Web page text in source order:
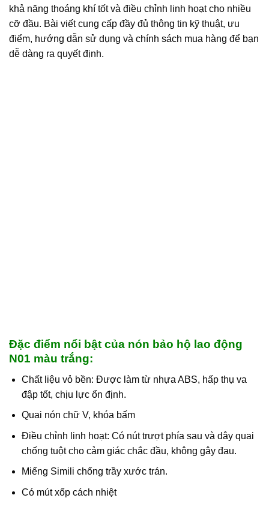
khả năng thoáng khí tốt và điều chỉnh linh hoạt cho nhiều
cỡ đầu. Bài viết cung cấp đầy đủ thông tin kỹ thuật, ưu
điểm, hướng dẫn sử dụng và chính sách mua hàng để bạn
dễ dàng ra quyết định.
Đặc điểm nổi bật của nón bảo hộ lao động
N01 màu trắng:
Chất liệu vỏ bền: Được làm từ nhựa ABS, hấp thụ va
đập tốt, chịu lực ổn định.
Quai nón chữ V, khóa bấm
Điều chỉnh linh hoạt: Có nút trượt phía sau và dây quai
chống tuột cho cảm giác chắc đầu, không gây đau.
Miếng Simili chống trầy xước trán.
Có mút xốp cách nhiệt